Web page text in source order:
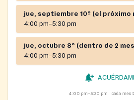
jue, septiembre 10º (el próximo
4:00 pm–5:30 pm
jue, octubre 8º (dentro de 2
4:00 pm–5:30 pm
4:00 pm–5:30 pm cada mes